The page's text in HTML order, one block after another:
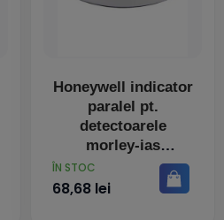
Honeywell indicator
paralel pt.
detectoarele
morley-ias
PRET
ÎN STOC
68,68 lei